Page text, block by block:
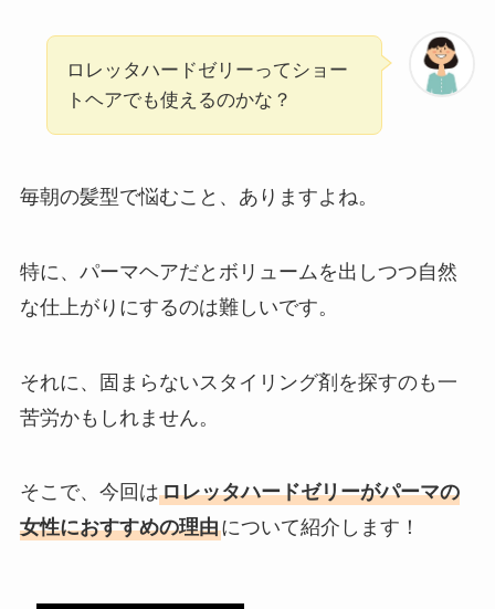
ロレッタハードゼリーってショー
トヘアでも使えるのかな？
毎朝の髪型で悩むこと、ありますよね。
特に、パーマヘアだとボリュームを出しつつ自然
な仕上がりにするのは難しいです。
それに、固まらないスタイリング剤を探すのも一
苦労かもしれません。
そこで、今回はロレッタハードゼリーがパーマの
女性におすすめの理由について紹介します！